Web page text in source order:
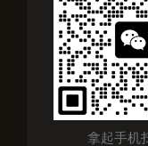
拿起手机